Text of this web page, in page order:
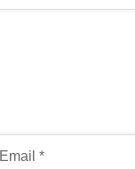
Email *